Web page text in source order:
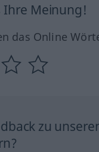
Ihre Meinung!
das Online
zu